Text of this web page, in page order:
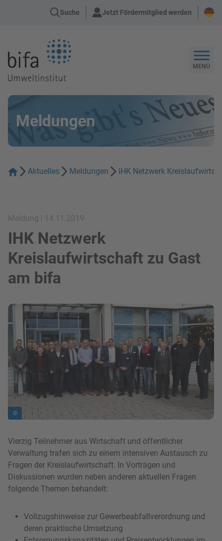
Suche Jetzt Fördermitglied werden
MENÜ
Meldungen
Aktuelles Meldungen IHK Netzwerk
Meldung | 14.11.2019
IHK Netzwerk
Kreislaufwirtschaft zu Gast
am bifa
Bild in Lightbox zeigen
©
Vierzig Teilnehmer aus Wirtschaft und öffentlicher
Verwaltung trafen sich zu einem intensiven Austausch zu
Fragen der Kreislaufwirtschaft. In Vorträgen und
Diskussionen wurden neben anderen aktuellen Fragen
folgende Themen behandelt:
Vollzugshinweise zur Gewerbeabfallverordnung und
deren praktische Umsetzung